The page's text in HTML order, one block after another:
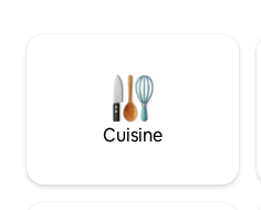
Cuisine